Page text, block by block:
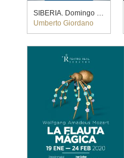
SIBERIA. Domingo Hindoyan (2022)
Umberto Giordano